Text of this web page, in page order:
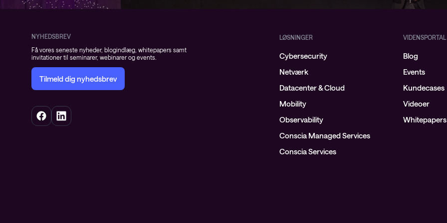
NYHEDSBREV
Få vores seneste nyheder, blogindlæg, whitepapers samt
invitationer til seminarer, webinarer og events.
Tilmeld dig nyhedsbrev
LØSNINGER
Cybersecurity
Netværk
Datacenter & Cloud
Mobility
Observability
Conscia Managed Services
Conscia Services
VIDENSPORTAL
Blog
Events
Kundecases
Videoer
Whitepapers